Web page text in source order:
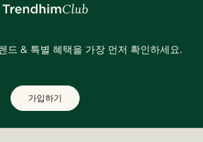
드 & 특별 혜택을 가장 먼저 확인하세요.
가입하기